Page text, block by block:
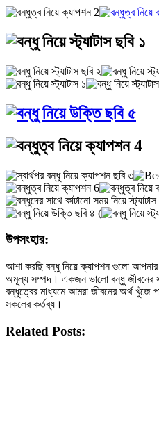
উপসংহার:
আশা করছি বন্ধু নিয়ে ক্যাপশন গুলো
অমূল্য সম্পদ। একজন ভালো বন্ধু জীবনের
বন্ধুত্বের মাধ্যমে আমরা জীবনের অর্থ
সকলের কর্তব্য।
Related Posts: